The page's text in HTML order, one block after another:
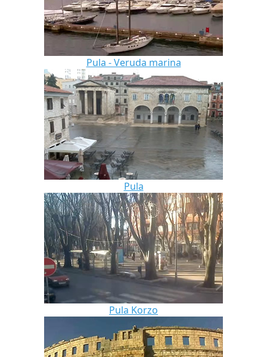
Pula - Veruda marina
Pula
Pula Korzo